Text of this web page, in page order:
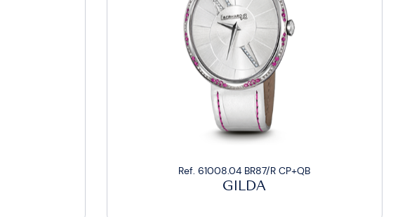
Ref. 61008.04 BR87/R CP+QB
GILDA